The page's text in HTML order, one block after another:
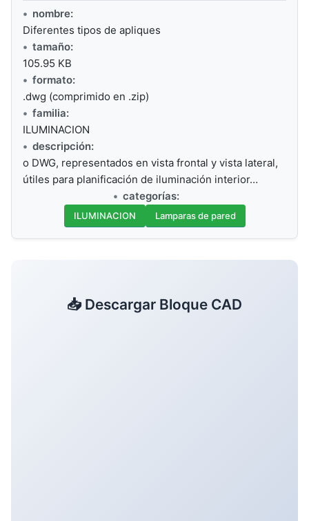
nombre:
Diferentes tipos de apliques
tamaño:
105.95 KB
formato:
.dwg (comprimido en .zip)
familia:
ILUMINACION
descripción:
o DWG, representados en vista frontal y vista lateral,
útiles para planificación de iluminación interior…
categorías:
ILUMINACION Lamparas de pared
📥 Descargar Bloque CAD